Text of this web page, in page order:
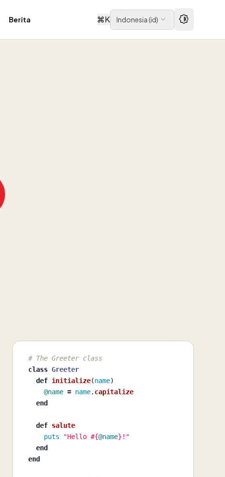
Berita ⌘K Indonesia(id)
# The Greeter class
class Greeter
def initialize(name)
@name = name. capitalize
end
def salute
puts
"Hello #{@name} !"
end
end